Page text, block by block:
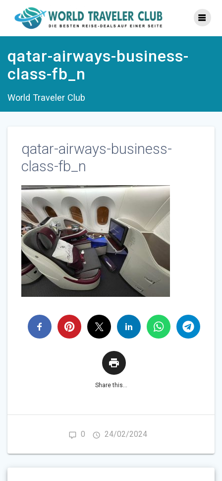
Inhalt
springen
qatar-airways-business-
class-fb_n
World Traveler Club
qatar-airways-business-
class-fb_n
Share this...
0 24/02/2024